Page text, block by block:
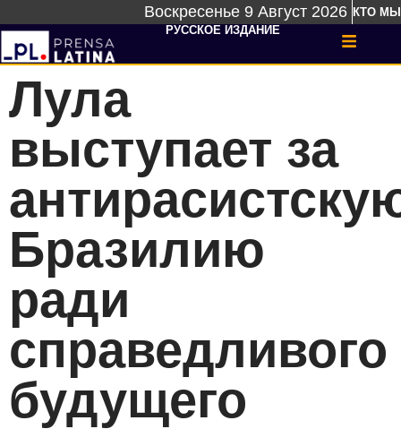
Воскресенье 9 Август 2026 КТО МЫ
РУССКОЕ ИЗДАНИЕ
Лула
выступает за
Бразилию
ради
справедливого
будущего